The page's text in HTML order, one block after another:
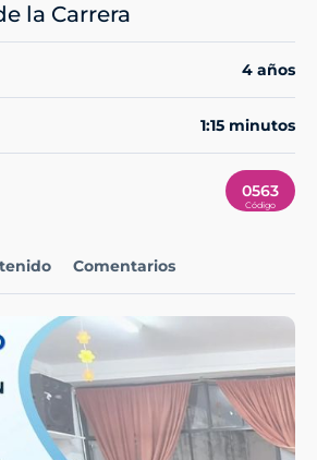
Comentarios
la Carrera
4 años
1:15 minutos
0563